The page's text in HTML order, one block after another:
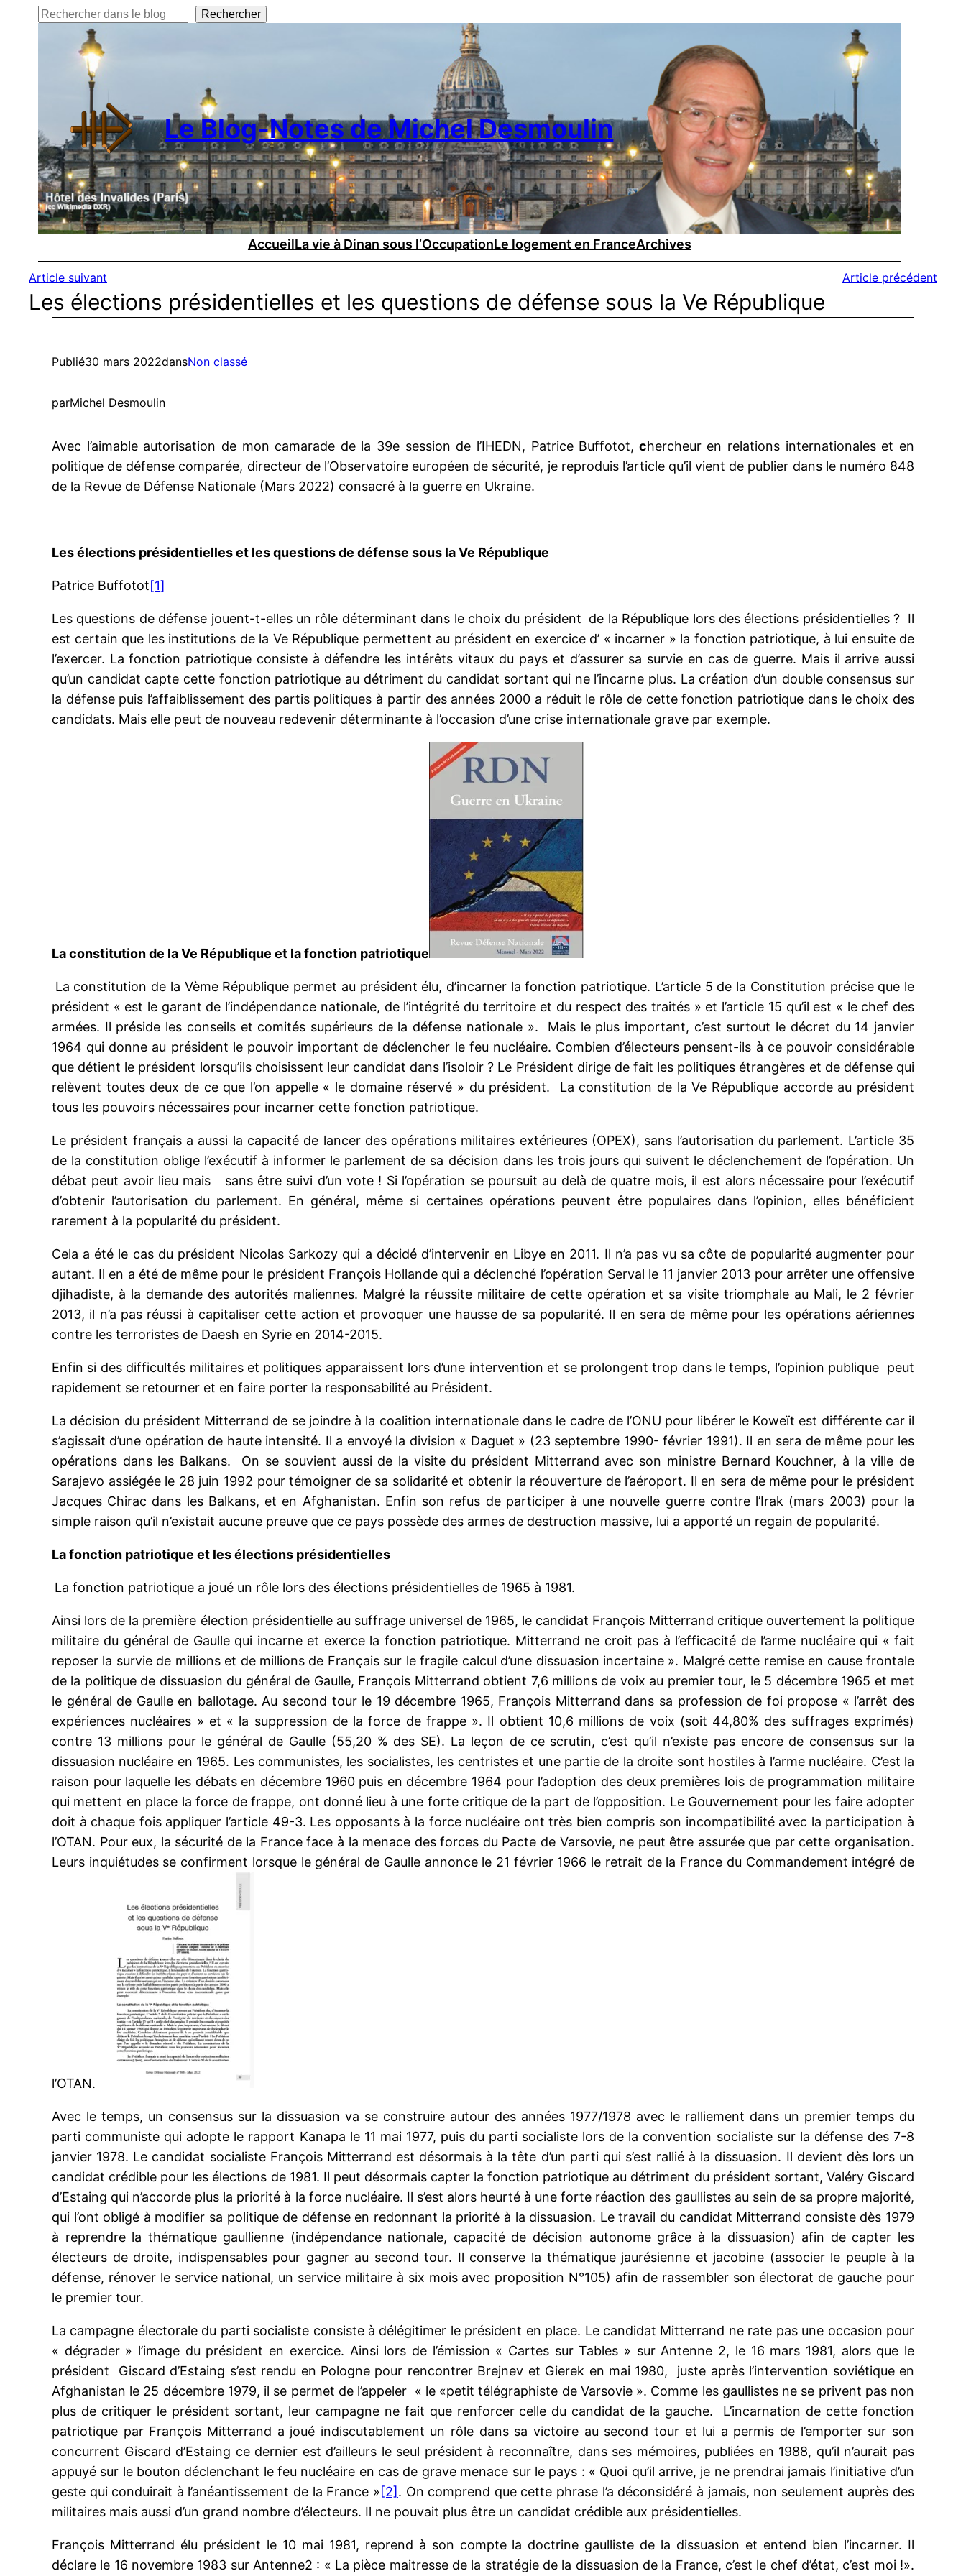
Rechercher Rechercher
Le Blog-Notes de Michel Desmoulin
AccueilLa vie à Dinan sous l’OccupationLe logement en FranceArchives
Article suivant Article précédent
Les élections présidentielles et les questions de défense sous la Ve République
Publié30 mars 2022dansNon classé
parMichel Desmoulin
Avec l’aimable autorisation de mon camarade de la 39e session de l’IHEDN, Patrice Buffotot, chercheur en relations internationales et en
politique de défense comparée, directeur de l’Observatoire européen de sécurité, je reproduis l’article qu’il vient de publier dans le numéro 848
de la Revue de Défense Nationale (Mars 2022) consacré à la guerre en Ukraine.
Les élections présidentielles et les questions de défense sous la Ve République
Patrice Buffotot[1]
Les questions de défense jouent-t-elles un rôle déterminant dans le choix du président de la République lors des élections présidentielles ? Il
est certain que les institutions de la Ve République permettent au président en exercice d’ « incarner » la fonction patriotique, à lui ensuite de
l’exercer. La fonction patriotique consiste à défendre les intérêts vitaux du pays et d’assurer sa survie en cas de guerre. Mais il arrive aussi
qu’un candidat capte cette fonction patriotique au détriment du candidat sortant qui ne l’incarne plus. La création d’un double consensus sur
la défense puis l’affaiblissement des partis politiques à partir des années 2000 a réduit le rôle de cette fonction patriotique dans le choix des
candidats. Mais elle peut de nouveau redevenir déterminante à l’occasion d’une crise internationale grave par exemple.
La constitution de la Ve République et la fonction patriotique
La constitution de la Vème République permet au président élu, d’incarner la fonction patriotique. L’article 5 de la Constitution précise que le
président « est le garant de l’indépendance nationale, de l’intégrité du territoire et du respect des traités » et l’article 15 qu’il est « le chef des
armées. Il préside les conseils et comités supérieurs de la défense nationale ». Mais le plus important, c’est surtout le décret du 14 janvier
1964 qui donne au président le pouvoir important de déclencher le feu nucléaire. Combien d’électeurs pensent-ils à ce pouvoir considérable
que détient le président lorsqu’ils choisissent leur candidat dans l’isoloir ? Le Président dirige de fait les politiques étrangères et de défense qui
relèvent toutes deux de ce que l’on appelle « le domaine réservé » du président. La constitution de la Ve République accorde au président
tous les pouvoirs nécessaires pour incarner cette fonction patriotique.
Le président français a aussi la capacité de lancer des opérations militaires extérieures (OPEX), sans l’autorisation du parlement. L’article 35
de la constitution oblige l’exécutif à informer le parlement de sa décision dans les trois jours qui suivent le déclenchement de l’opération. Un
débat peut avoir lieu mais sans être suivi d’un vote ! Si l’opération se poursuit au delà de quatre mois, il est alors nécessaire pour l’exécutif
d’obtenir l’autorisation du parlement. En général, même si certaines opérations peuvent être populaires dans l’opinion, elles bénéficient
rarement à la popularité du président.
Cela a été le cas du président Nicolas Sarkozy qui a décidé d’intervenir en Libye en 2011. Il n’a pas vu sa côte de popularité augmenter pour
autant. Il en a été de même pour le président François Hollande qui a déclenché l’opération Serval le 11 janvier 2013 pour arrêter une offensive
djihadiste, à la demande des autorités maliennes. Malgré la réussite militaire de cette opération et sa visite triomphale au Mali, le 2 février
2013, il n’a pas réussi à capitaliser cette action et provoquer une hausse de sa popularité. Il en sera de même pour les opérations aériennes
contre les terroristes de Daesh en Syrie en 2014-2015.
Enfin si des difficultés militaires et politiques apparaissent lors d’une intervention et se prolongent trop dans le temps, l’opinion publique peut
rapidement se retourner et en faire porter la responsabilité au Président.
La décision du président Mitterrand de se joindre à la coalition internationale dans le cadre de l’ONU pour libérer le Koweït est différente car il
s’agissait d’une opération de haute intensité. Il a envoyé la division « Daguet » (23 septembre 1990- février 1991). Il en sera de même pour les
opérations dans les Balkans. On se souvient aussi de la visite du président Mitterrand avec son ministre Bernard Kouchner, à la ville de
Sarajevo assiégée le 28 juin 1992 pour témoigner de sa solidarité et obtenir la réouverture de l’aéroport. Il en sera de même pour le président
Jacques Chirac dans les Balkans, et en Afghanistan. Enfin son refus de participer à une nouvelle guerre contre l’Irak (mars 2003) pour la
simple raison qu’il n’existait aucune preuve que ce pays possède des armes de destruction massive, lui a apporté un regain de popularité.
La fonction patriotique et les élections présidentielles
La fonction patriotique a joué un rôle lors des élections présidentielles de 1965 à 1981.
Ainsi lors de la première élection présidentielle au suffrage universel de 1965, le candidat François Mitterrand critique ouvertement la politique
militaire du général de Gaulle qui incarne et exerce la fonction patriotique. Mitterrand ne croit pas à l’efficacité de l’arme nucléaire qui « fait
reposer la survie de millions et de millions de Français sur le fragile calcul d’une dissuasion incertaine ». Malgré cette remise en cause frontale
de la politique de dissuasion du général de Gaulle, François Mitterrand obtient 7,6 millions de voix au premier tour, le 5 décembre 1965 et met
le général de Gaulle en ballotage. Au second tour le 19 décembre 1965, François Mitterrand dans sa profession de foi propose « l’arrêt des
expériences nucléaires » et « la suppression de la force de frappe ». Il obtient 10,6 millions de voix (soit 44,80% des suffrages exprimés)
contre 13 millions pour le général de Gaulle (55,20 % des SE). La leçon de ce scrutin, c’est qu’il n’existe pas encore de consensus sur la
dissuasion nucléaire en 1965. Les communistes, les socialistes, les centristes et une partie de la droite sont hostiles à l’arme nucléaire. C’est la
raison pour laquelle les débats en décembre 1960 puis en décembre 1964 pour l’adoption des deux premières lois de programmation militaire
qui mettent en place la force de frappe, ont donné lieu à une forte critique de la part de l’opposition. Le Gouvernement pour les faire adopter
doit à chaque fois appliquer l’article 49-3. Les opposants à la force nucléaire ont très bien compris son incompatibilité avec la participation à
l’OTAN. Pour eux, la sécurité de la France face à la menace des forces du Pacte de Varsovie, ne peut être assurée que par cette organisation.
Leurs inquiétudes se confirment lorsque le général de Gaulle annonce le 21 février 1966 le retrait de la France du Commandement intégré de
l’OTAN.
Avec le temps, un consensus sur la dissuasion va se construire autour des années 1977/1978 avec le ralliement dans un premier temps du
parti communiste qui adopte le rapport Kanapa le 11 mai 1977, puis du parti socialiste lors de la convention socialiste sur la défense des 7-8
janvier 1978. Le candidat socialiste François Mitterrand est désormais à la tête d’un parti qui s’est rallié à la dissuasion. Il devient dès lors un
candidat crédible pour les élections de 1981. Il peut désormais capter la fonction patriotique au détriment du président sortant, Valéry Giscard
d’Estaing qui n’accorde plus la priorité à la force nucléaire. Il s’est alors heurté à une forte réaction des gaullistes au sein de sa propre majorité,
qui l’ont obligé à modifier sa politique de défense en redonnant la priorité à la dissuasion. Le travail du candidat Mitterrand consiste dès 1979
à reprendre la thématique gaullienne (indépendance nationale, capacité de décision autonome grâce à la dissuasion) afin de capter les
électeurs de droite, indispensables pour gagner au second tour. Il conserve la thématique jaurésienne et jacobine (associer le peuple à la
défense, rénover le service national, un service militaire à six mois avec proposition N°105) afin de rassembler son électorat de gauche pour
le premier tour.
La campagne électorale du parti socialiste consiste à délégitimer le président en place. Le candidat Mitterrand ne rate pas une occasion pour
« dégrader » l’image du président en exercice. Ainsi lors de l’émission « Cartes sur Tables » sur Antenne 2, le 16 mars 1981, alors que le
président Giscard d’Estaing s’est rendu en Pologne pour rencontrer Brejnev et Gierek en mai 1980, juste après l’intervention soviétique en
Afghanistan le 25 décembre 1979, il se permet de l’appeler « le «petit télégraphiste de Varsovie ». Comme les gaullistes ne se privent pas non
plus de critiquer le président sortant, leur campagne ne fait que renforcer celle du candidat de la gauche. L’incarnation de cette fonction
patriotique par François Mitterrand a joué indiscutablement un rôle dans sa victoire au second tour et lui a permis de l’emporter sur son
concurrent Giscard d’Estaing ce dernier est d’ailleurs le seul président à reconnaître, dans ses mémoires, publiées en 1988, qu’il n’aurait pas
appuyé sur le bouton déclenchant le feu nucléaire en cas de grave menace sur le pays : « Quoi qu’il arrive, je ne prendrai jamais l’initiative d’un
geste qui conduirait à l’anéantissement de la France »[2] . On comprend que cette phrase l’a déconsidéré à jamais, non seulement auprès des
militaires mais aussi d’un grand nombre d’électeurs. Il ne pouvait plus être un candidat crédible aux présidentielles.
François Mitterrand élu président le 10 mai 1981, reprend à son compte la doctrine gaulliste de la dissuasion et entend bien l’incarner. Il
déclare le 16 novembre 1983 sur Antenne2 : « La pièce maitresse de la stratégie de la dissuasion de la France, c’est le chef d’état, c’est moi !».